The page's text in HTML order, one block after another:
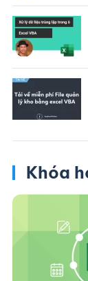
Khóa